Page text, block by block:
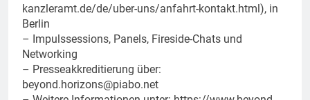
kanzleramt.de/de/uber-uns/anfahrt-kontakt.html), in
Berlin
– Impulssessions, Panels, Fireside-Chats und
Networking
– Presseakkreditierung über:
beyond.horizons@piabo.net